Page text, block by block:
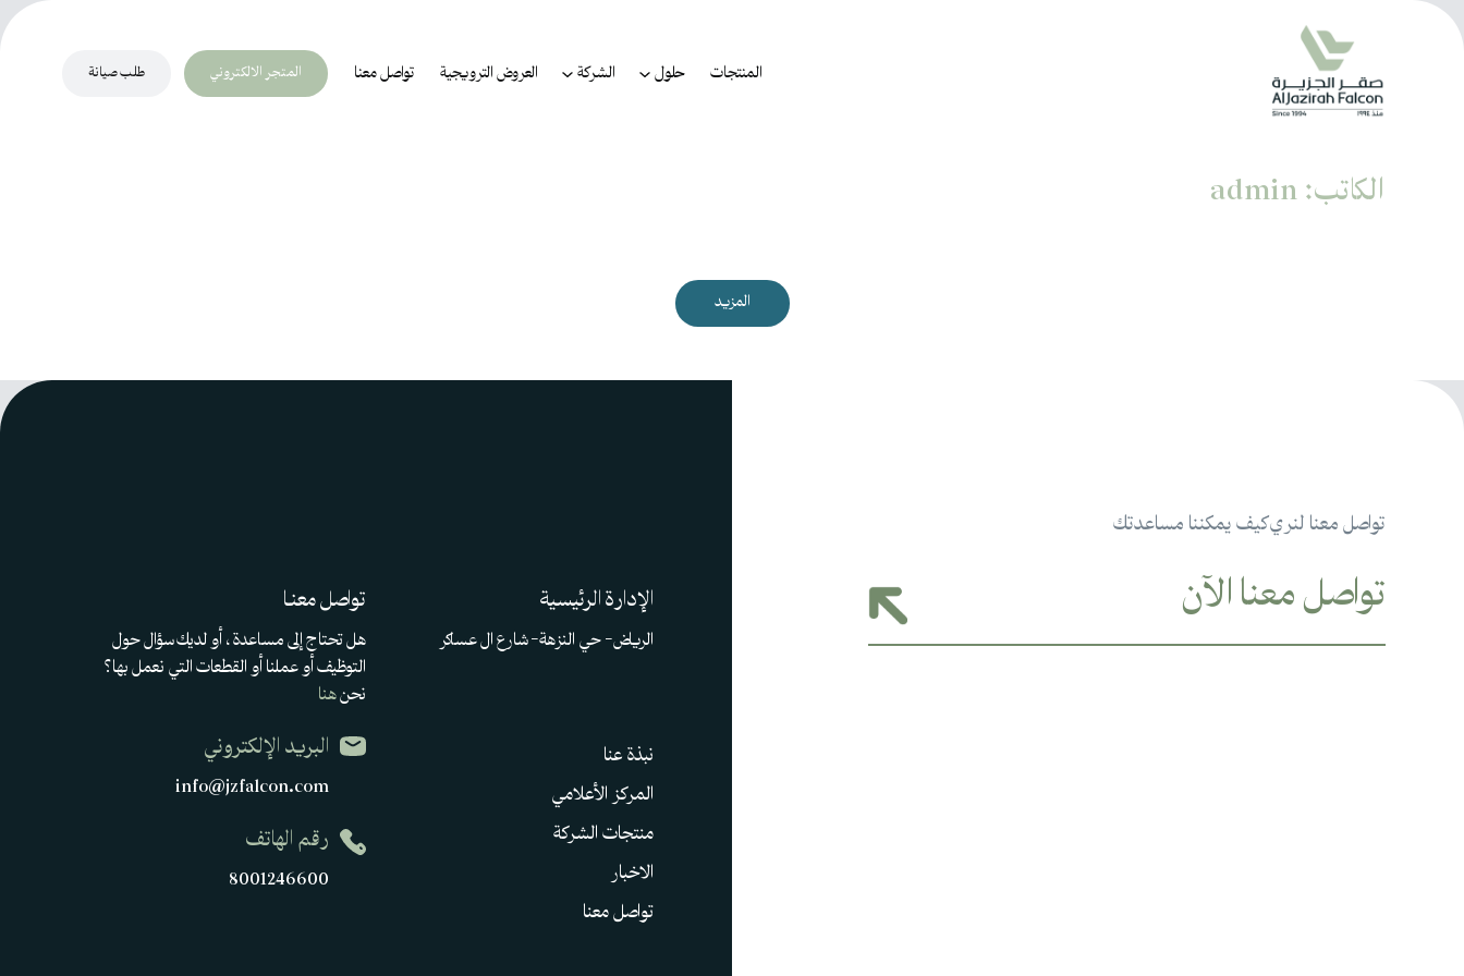
المنتجات حلول الشركة العروض الترويجية تواصل معنا المتجر الالكتروني طلب صيانة
الكاتب: admin
المزيد
تواصل معنا لنري كيف يمكننا مساعدتك
الإدارة الرئيسية
الرياض– حي النزهة– شارع ال عساكر
تواصل معنـا
هل تحتاج إلى مساعدة ، أو لديك سؤال حول
التوظيف أو عملنا أو القطعات التي نعمل بها؟
نحنهنا
نبذة عنا
المركز الأعلامي
منتجات الشركة
الاخبار
تواصل معنا
البريد الإلكتروني
info@jzfalcon.com
رقم الهاتف
8001246600